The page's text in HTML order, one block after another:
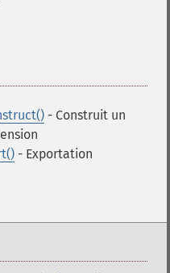
- Construit un
- Exportation